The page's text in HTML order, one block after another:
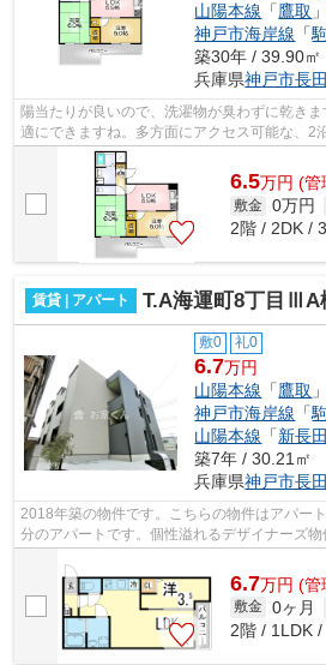
山陽本線 「鷹取
神戸市海岸線 「
築30年 / 39.90㎡
兵庫県神戸市長
陽当たりが良いので、洗濯物が臭わずに乾き
適にできますね。多方面にアクセス可能な、2
ちらの物件はマンションです。小総には...
6.5万円 (管
敷金 0万円
2階 / 2DK /
賃貸 | アパート T.A海運町8丁目ⅢA
敷0 礼0
6.7万円
山陽本線 「鷹取
神戸市海岸線 「
山陽本線 「新長田
築7年 / 30.21㎡
兵庫県神戸市長
2018年築の物件です。こちらの物件はアパー
分のアパートです。個性溢れるデザイナーズ
6.7万円 (管
敷金 0ヶ月
2階 / 1LDK